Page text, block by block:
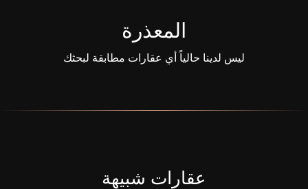
المعذرة
ليس لدينا حالياً أي عقارات مطابقة لبحثك
عقارات شبيهة